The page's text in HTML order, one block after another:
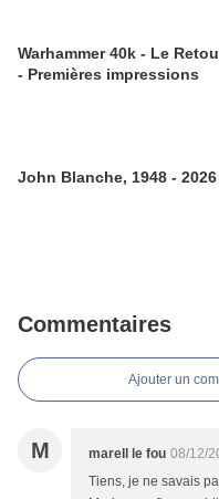
Warhammer 40k - Le
- Premières impressions
John Blanche, 1948 - 2026
Commentaires
Ajouter un
M marell le fou 08/12/
Tiens, je ne savais